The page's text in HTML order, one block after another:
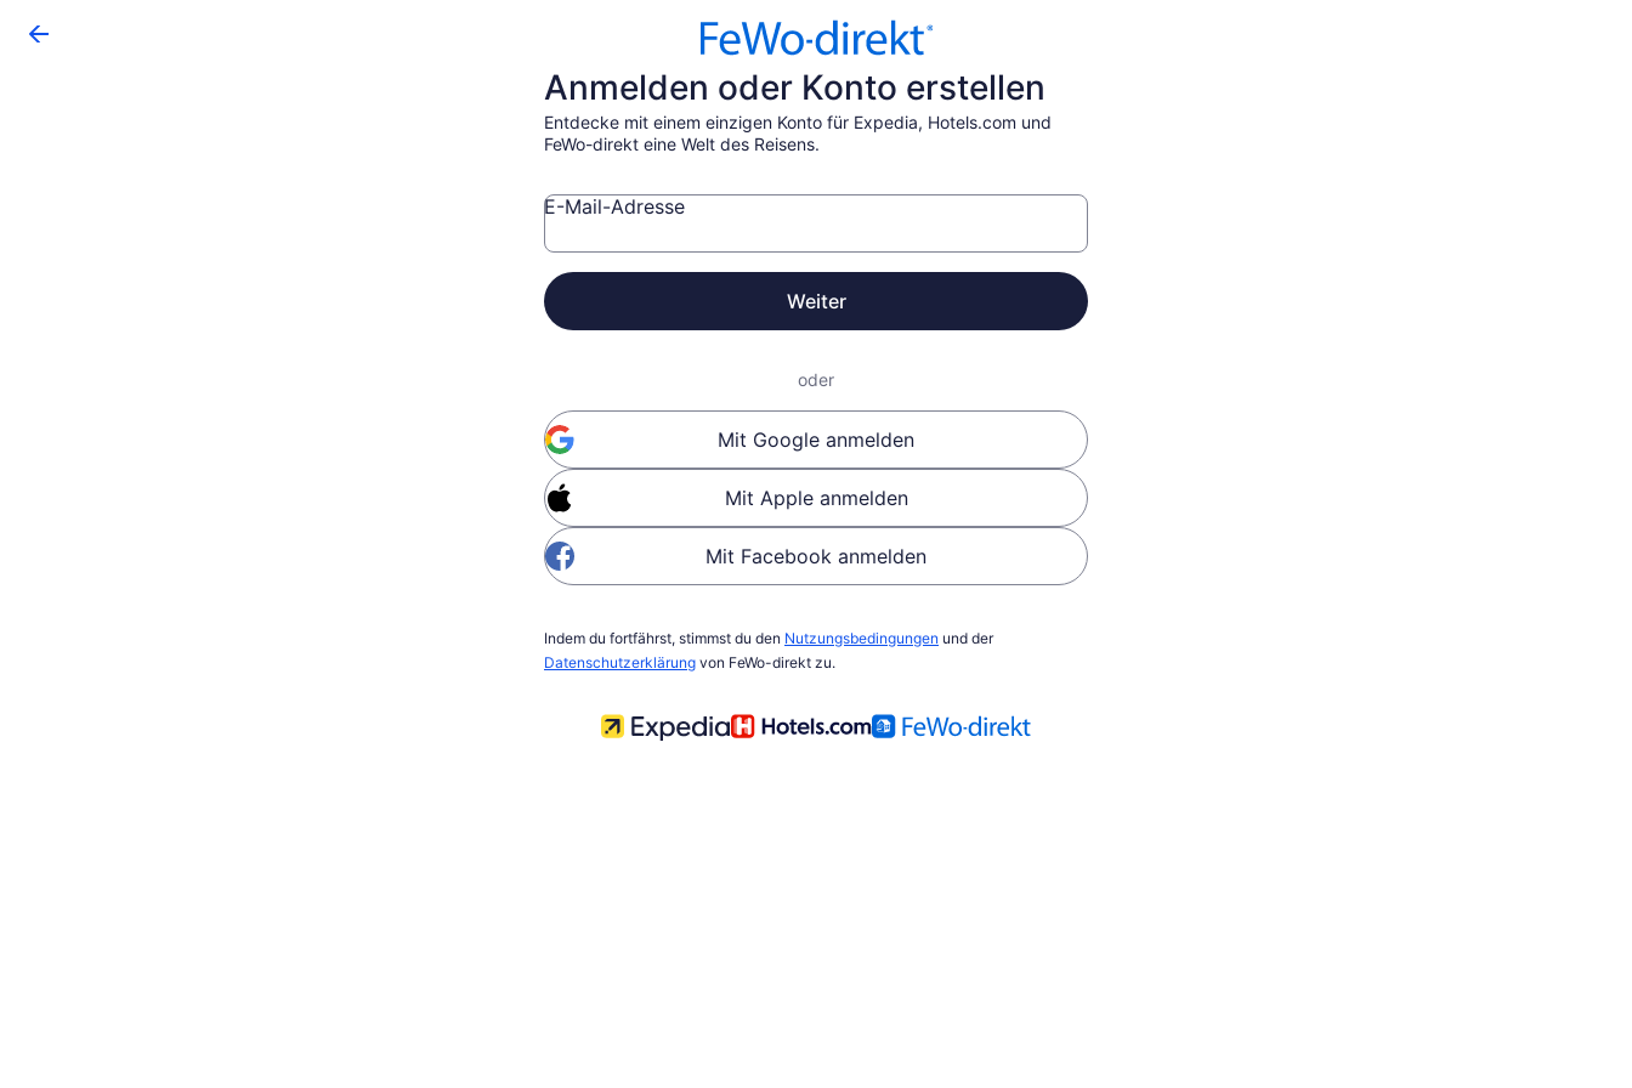
Anmelden oder Konto erstellen
Entdecke mit einem einzigen Konto für Expedia, Hotels.com und
FeWo-direkt eine Welt des Reisens.
E-Mail-Adresse
Weiter
oder
Mit Google anmelden
Mit Apple anmelden
Mit Facebook anmelden
Indem du fortfährst, stimmst du den Nutzungsbedingungen und der
Datenschutzerklärung von FeWo-direkt zu.